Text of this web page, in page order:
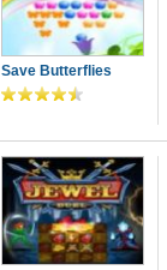
Save Butterflies